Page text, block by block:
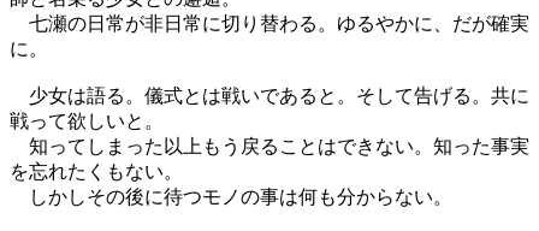
七瀬の日常が非日常に切り替わる。ゆるやかに、だが確実
に。
少女は語る。儀式とは戦いであると。そして告げる。共に
戦って欲しいと。
知ってしまった以上もう戻ることはできない。知った事実
を忘れたくもない。
しかしその後に待つモノの事は何も分からない。